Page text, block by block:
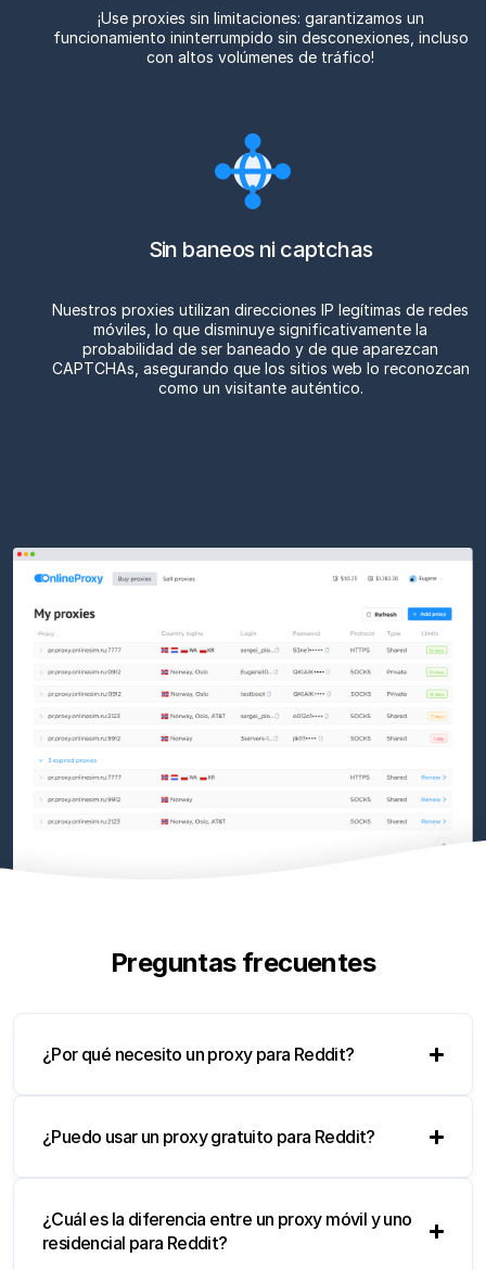
¡Use proxies sin limitaciones: garantizamos un
funcionamiento ininterrumpido sin desconexiones, incluso
con altos volúmenes de tráfico!
Sin baneos ni captchas
Nuestros proxies utilizan direcciones IP legítimas de redes
móviles, lo que disminuye significativamente la
probabilidad de ser baneado y de que aparezcan
CAPTCHAs, asegurando que los sitios web lo reconozcan
como un visitante auténtico.
Preguntas frecuentes
¿Por qué necesito un proxy para Reddit?
¿Puedo usar un proxy gratuito para Reddit?
¿Cuál es la diferencia entre un proxy móvil y uno
residencial para Reddit?